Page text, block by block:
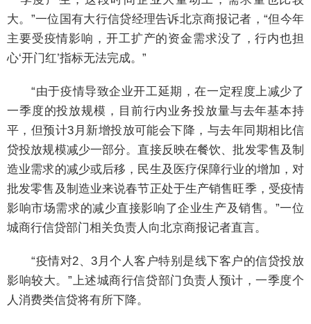
大。”一位国有大行信贷经理告诉北京商报记者，“但今年
主要受疫情影响，开工扩产的资金需求没了，行内也担
心‘开门红’指标无法完成。”
“由于疫情导致企业开工延期，在一定程度上减少了
一季度的投放规模，目前行内业务投放量与去年基本持
平，但预计3月新增投放可能会下降，与去年同期相比信
贷投放规模减少一部分。直接反映在餐饮、批发零售及制
造业需求的减少或后移，民生及医疗保障行业的增加，对
批发零售及制造业来说春节正处于生产销售旺季，受疫情
影响市场需求的减少直接影响了企业生产及销售。”一位
城商行信贷部门相关负责人向北京商报记者直言。
“疫情对2、3月个人客户特别是线下客户的信贷投放
影响较大。”上述城商行信贷部门负责人预计，一季度个
人消费类信贷将有所下降。